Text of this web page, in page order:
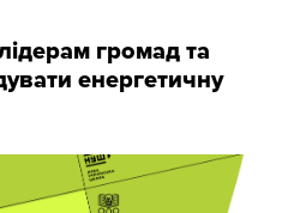
громад та
енергетичну